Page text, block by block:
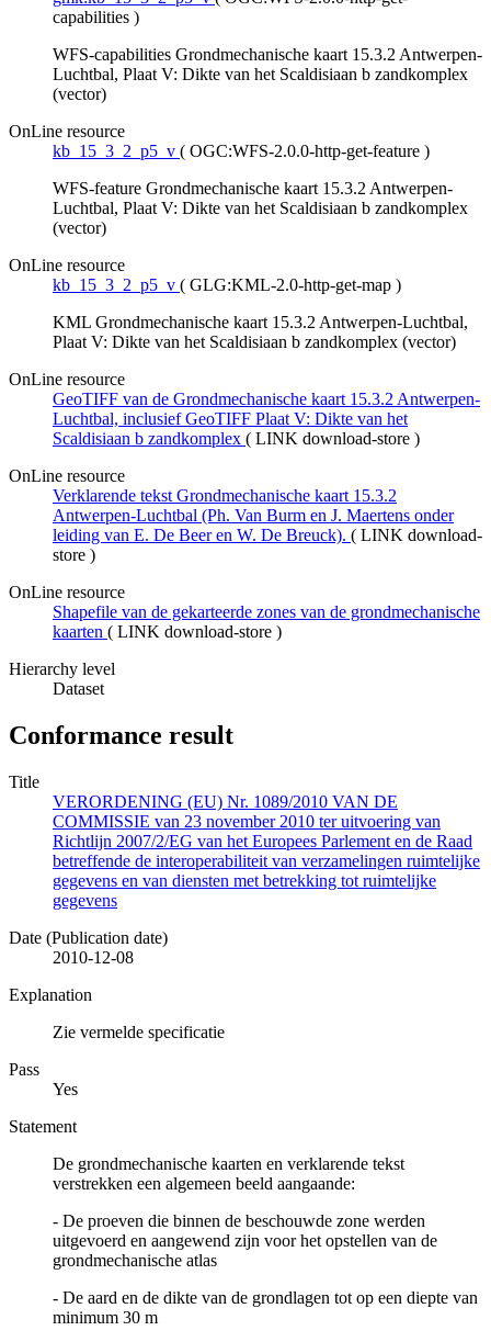
capabilities )
WFS-capabilities Grondmechanische kaart 15.3.2 Antwerpen-
Luchtbal, Plaat V: Dikte van het Scaldisiaan b zandkomplex
(vector)
OnLine resource
kb_15_3_2_p5_v ( OGC:WFS-2.0.0-http-get-feature )
WFS-feature Grondmechanische kaart 15.3.2 Antwerpen-
Luchtbal, Plaat V: Dikte van het Scaldisiaan b zandkomplex
(vector)
OnLine resource
kb_15_3_2_p5_v ( GLG:KML-2.0-http-get-map )
KML Grondmechanische kaart 15.3.2 Antwerpen-Luchtbal,
Plaat V: Dikte van het Scaldisiaan b zandkomplex (vector)
OnLine resource
GeoTIFF van de Grondmechanische kaart 15.3.2 Antwerpen-
Luchtbal, inclusief GeoTIFF Plaat V: Dikte van het
Scaldisiaan b zandkomplex ( LINK download-store )
OnLine resource
Verklarende tekst Grondmechanische kaart 15.3.2
Antwerpen-Luchtbal (Ph. Van Burm en J. Maertens onder
leiding van E. De Beer en W. De Breuck). ( LINK download-
store )
OnLine resource
Shapefile van de gekarteerde zones van de grondmechanische
kaarten ( LINK download-store )
Hierarchy level
Dataset
Conformance result
Title
VERORDENING (EU) Nr. 1089/2010 VAN DE
COMMISSIE van 23 november 2010 ter uitvoering van
Richtlijn 2007/2/EG van het Europees Parlement en de Raad
betreffende de interoperabiliteit van verzamelingen ruimtelijke
gegevens en van diensten met betrekking tot ruimtelijke
gegevens
Date (Publication date)
2010-12-08
Explanation
Zie vermelde specificatie
Pass
Yes
Statement
De grondmechanische kaarten en verklarende tekst
verstrekken een algemeen beeld aangaande:
- De proeven die binnen de beschouwde zone werden
uitgevoerd en aangewend zijn voor het opstellen van de
grondmechanische atlas
- De aard en de dikte van de grondlagen tot op een diepte van
minimum 30 m